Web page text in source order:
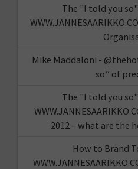
The "I told you
Mike Maddaloni -
so” of
The "I told you
2012 – what are the
How to Brand